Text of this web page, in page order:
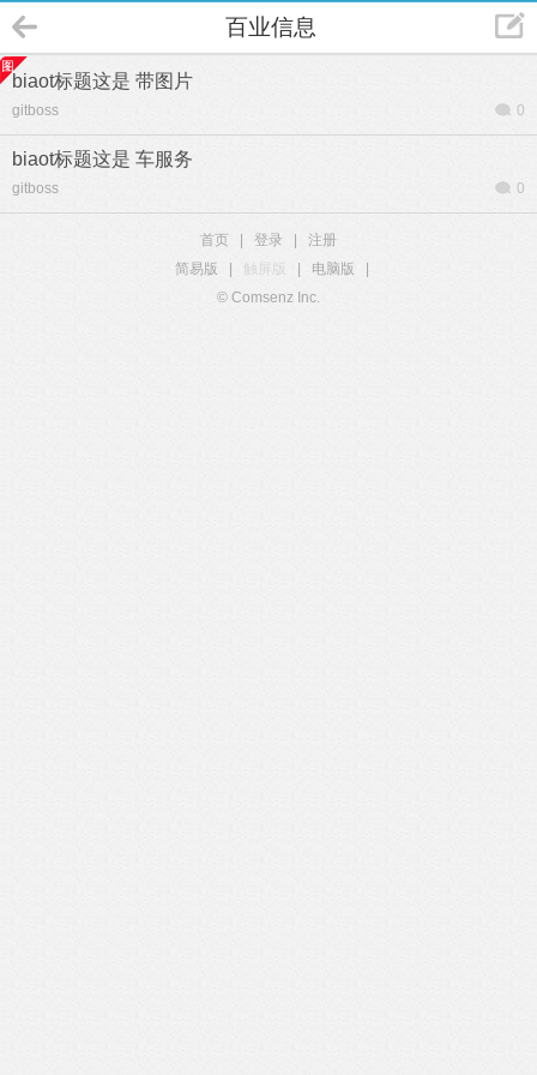
百业信息
biaot标题这是 带图片
gitboss 0
biaot标题这是 车服务
gitboss 0
首页 登录
注册
简易版
触屏版 电脑版
© Comsenz Inc.